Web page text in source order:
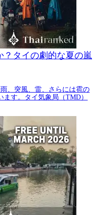
？タイの劇的な夏の嵐
、突風、雷、さらには雹の
す。タイ気象局（TMD）